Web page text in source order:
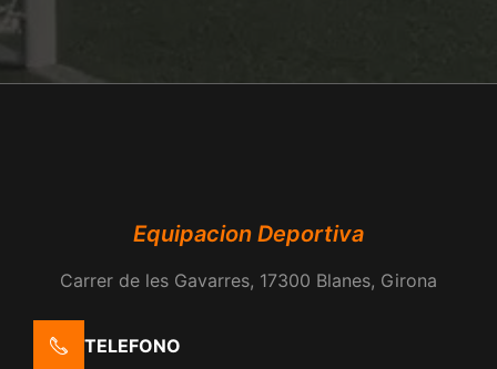
Equipacion Deportiva
Carrer de les Gavarres, 17300 Blanes, Girona
TELEFONO